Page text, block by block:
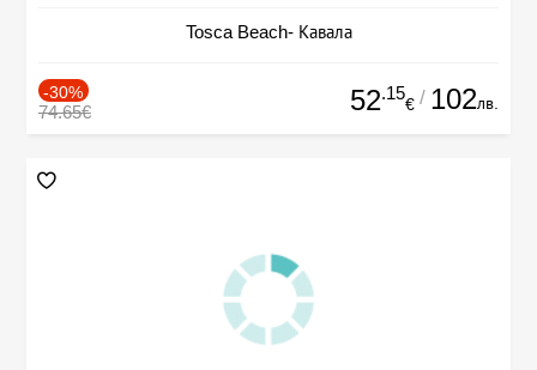
Tosca Beach- Кавала
-30%
74.65€ 52.15
€ / 102лв.